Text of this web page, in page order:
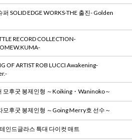
퍼 SOLID EDGE WORKS-THE 출진- Golden
RECORD COLLECTION-
OF ARTIST ROB LUCCI Awakening-
모후굿 봉제인형 ～Koiking・Waninoko～
모후굿 봉제인형 ～Going Merry호 선수～
인드글라스 특대 다이컷 매트